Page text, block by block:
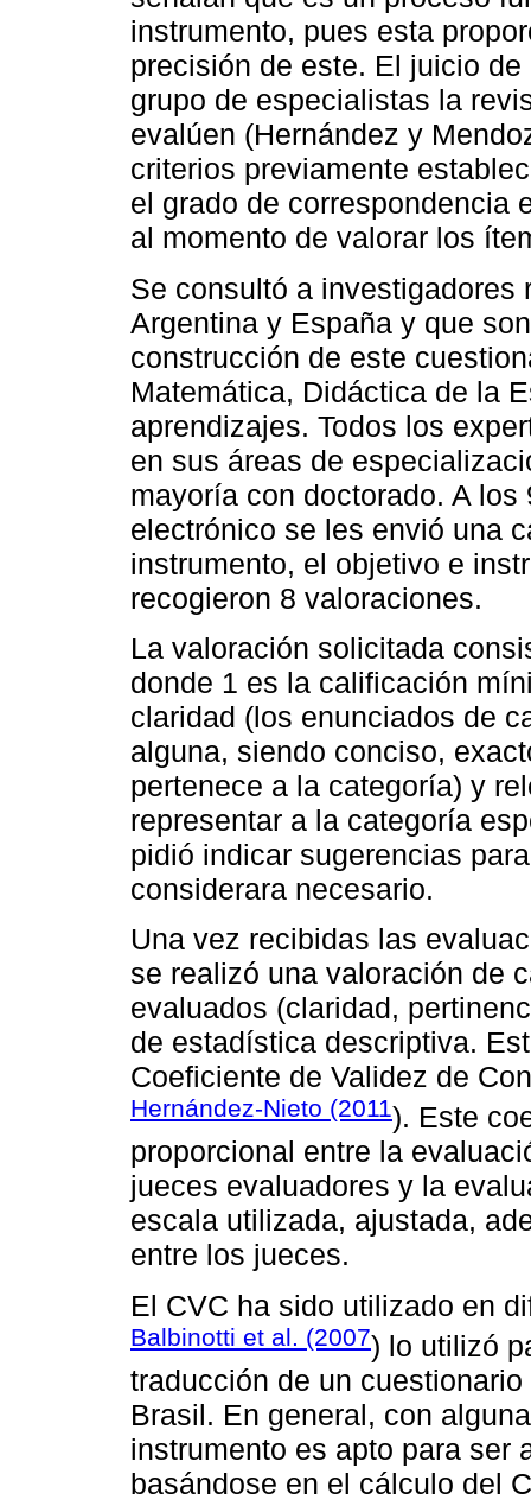
instrumento, pues esta
precisión de este. El juicio
grupo de especialistas la
evalúen (Hernández y
criterios previamente
el grado de correspondencia
al momento de valorar los
Se consultó a investigadores
Argentina y España y que
construcción de este
Matemática, Didáctica de la
aprendizajes. Todos los
en sus áreas de
mayoría con doctorado. A
electrónico se les envió una
instrumento, el objetivo e
recogieron 8 valoraciones.
La valoración solicitada
donde 1 es la calificación
claridad (los enunciados de
alguna, siendo conciso,
pertenece a la categoría) y
representar a la categoría
pidió indicar sugerencias
considerara necesario.
Una vez recibidas las
se realizó una valoración de
evaluados (claridad,
de estadística descriptiva.
Coeficiente de Validez de
Hernández-Nieto (2011). Este
proporcional entre la
jueces evaluadores y la
escala utilizada, ajustada,
entre los jueces.
El CVC ha sido utilizado en
Balbinotti et al. (2007) lo utilizó
traducción de un
Brasil. En general, con
instrumento es apto para ser
basándose en el cálculo del